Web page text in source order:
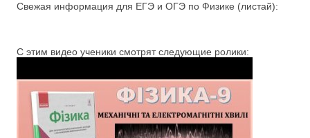
Свежая информация для ЕГЭ и ОГЭ по Физике (листай):
С этим видео ученики смотрят следующие ролики: